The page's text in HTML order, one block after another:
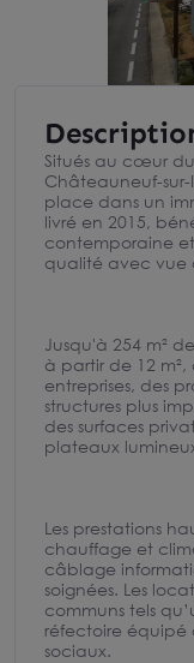
Situés au cœur
Châteauneuf-
place dans un
livré en 2015,
contemporaine
qualité avec vue
Jusqu'à 254 m²
à partir de 12
entreprises, des
structures plus
des surfaces
plateaux
Les prestations
chauffage et
câblage
soignées. Les
communs tels
réfectoire équipé
sociaux.